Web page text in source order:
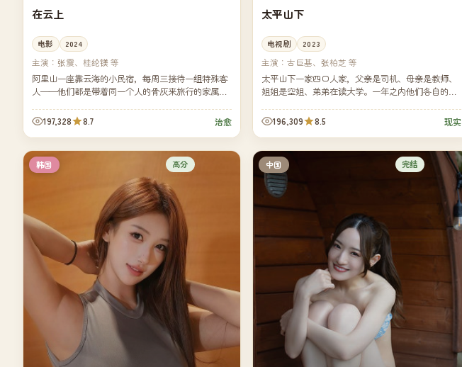
在云上
电影 2024
主演： 张震、桂纶镁 等
阿里山一座靠云海的小民宿，每周三接待一组特殊客
人——他们都是带着同一个人的骨灰来旅行的家属。
197,328 8.7 治愈
太平山下
电视剧 2023
主演：古巨基、张柏芝 等
太平山下一家四口人家，父亲是司机、母亲是教师、
姐姐是空姐、弟弟在读大学。一年之内他们各自的轨
196,309 8.5 现实
韩国 高分 中国 完结